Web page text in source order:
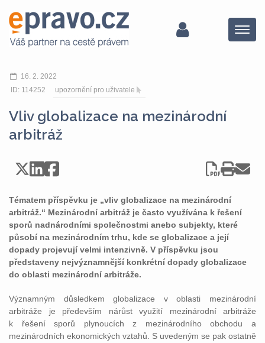
Menu
16. 2. 2022
ID: 114252
upozornění pro uživatele
Vliv globalizace na mezinárodní
arbitráž
Tématem příspěvku je „vliv globalizace na mezinárodní
arbitráž.“ Mezinárodní arbitráž je často využívána k řešení
sporů nadnárodními společnostmi anebo subjekty, které
působí na mezinárodním trhu, kde se globalizace a její
dopady projevují velmi intenzivně. V příspěvku jsou
představeny nejvýznamnější konkrétní dopady globalizace
do oblasti mezinárodní arbitráže.
Významným důsledkem globalizace v oblasti mezinárodní
arbitráže je především nárůst využití mezinárodní arbitráže
k řešení sporů plynoucích z mezinárodního obchodu a
mezinárodních ekonomických vztahů. S uvedeným se pak ostatně